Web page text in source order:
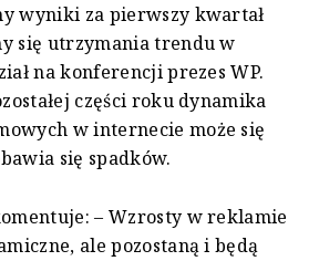
wyniki za pierwszy kwartał
się utrzymania trendu w
na konferencji prezes WP.
części roku dynamika
w internecie może się
się spadków.
– Wzrosty w reklamie
ale pozostaną i będą